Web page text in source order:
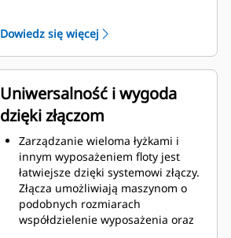
pozwalają utrzymać większość
materiału w łyżce podczas każdego
załadunku.
odpornej na ścieranie stali,
zwłaszcza w przypadku
podzespołów podatnych na
nadmierne zużycie.
Chroń najważniejsze, podatne na
zużycie obszary łyżki za pomocą
osprzętu do prac ziemnych (GET)
Cat.
Zwiększ produkcję w
wymagających zastosowaniach,
ułatw penetrację podczas
stertowania i skróć czas trwania
cyklu za pomocą systemu Cat®
Dowiedz się więcej
Uniwersalność i wygoda
dzięki złączom
Zarządzanie wieloma łyżkami i
innym wyposażeniem floty jest
łatwiejsze dzięki systemowi złączy.
Złącza umożliwiają maszynom o
podobnych rozmiarach
współdzielenie wyposażenia oraz